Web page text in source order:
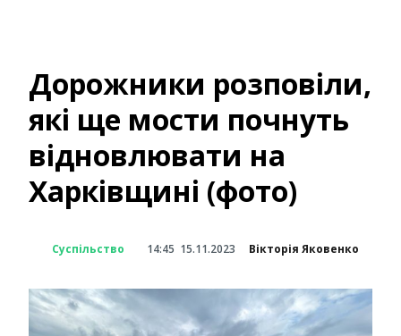
Дорожники розповіли,
які ще мости почнуть
відновлювати на
Харківщині (фото)
Суспільство 14:45 15.11.2023 Вікторія Яковенко